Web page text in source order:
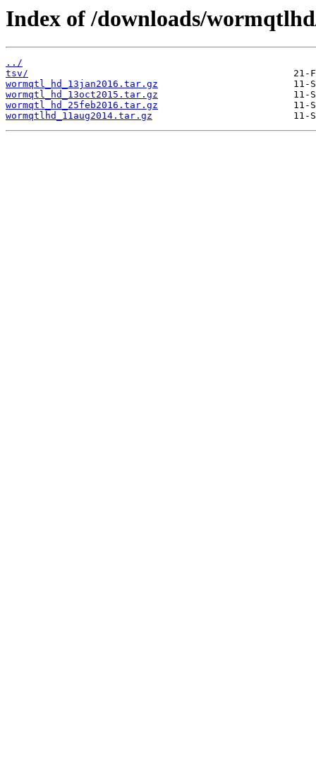
Index of /downloads/
../
tsv/
wormqtl_hd_13jan2016.tar.gz
wormqtl_hd_13oct2015.tar.gz
wormqtl_hd_25feb2016.tar.gz
wormqtlhd_11aug2014.tar.gz